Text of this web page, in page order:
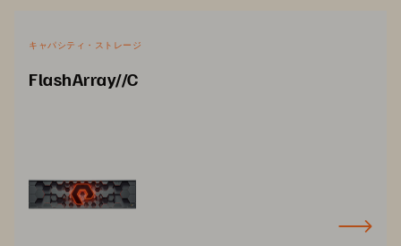
キャパシティ・ストレージ
FlashArray//C